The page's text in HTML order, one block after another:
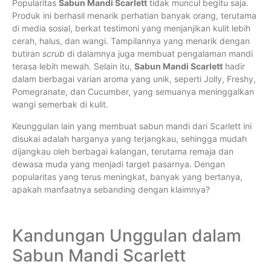
Popularitas Sabun Mandi Scarlett tidak muncul begitu saja.
Produk ini berhasil menarik perhatian banyak orang, terutama
di media sosial, berkat testimoni yang menjanjikan kulit lebih
cerah, halus, dan wangi. Tampilannya yang menarik dengan
butiran scrub di dalamnya juga membuat pengalaman mandi
terasa lebih mewah. Selain itu, Sabun Mandi Scarlett hadir
dalam berbagai varian aroma yang unik, seperti Jolly, Freshy,
Pomegranate, dan Cucumber, yang semuanya meninggalkan
wangi semerbak di kulit.
Keunggulan lain yang membuat sabun mandi dari Scarlett ini
disukai adalah harganya yang terjangkau, sehingga mudah
dijangkau oleh berbagai kalangan, terutama remaja dan
dewasa muda yang menjadi target pasarnya. Dengan
popularitas yang terus meningkat, banyak yang bertanya,
apakah manfaatnya sebanding dengan klaimnya?
Kandungan Unggulan dalam
Sabun Mandi Scarlett